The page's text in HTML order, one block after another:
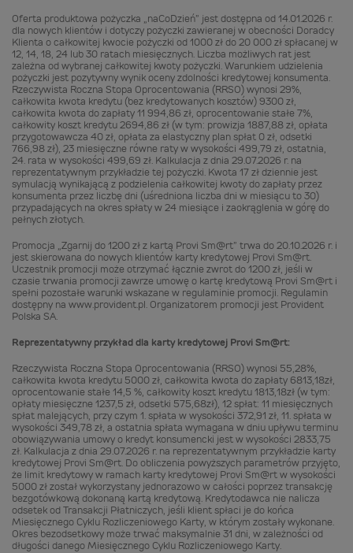
Oferta produktowa pożyczka „naCoDzień” jest dostępna od 14.01.2026 r.
dla nowych klientów i dotyczy pożyczki zawieranej w obecności Doradcy
Klienta o całkowitej kwocie pożyczki od 1000 zł do 20 000 zł spłacanej w
12, 14, 18, 24 lub 30 ratach miesięcznych. Liczba możliwych rat jest
zależna od wybranej całkowitej kwoty pożyczki. Warunkiem udzielenia
pożyczki jest pozytywny wynik oceny zdolności kredytowej konsumenta.
Rzeczywista Roczna Stopa Oprocentowania (RRSO) wynosi 29%,
całkowita kwota kredytu (bez kredytowanych kosztów) 9300 zł,
całkowita kwota do zapłaty 11 994,86 zł, oprocentowanie stałe 7%,
całkowity koszt kredytu 2694,86 zł (w tym: prowizja 1887,88 zł, opłata
przygotowawcza 40 zł, opłata za elastyczny plan spłat 0 zł, odsetki
766,98 zł), 23 miesięczne równe raty w wysokości 499,79 zł, ostatnia,
24. rata w wysokości 499,69 zł. Kalkulacja z dnia 29.07.2026 r. na
reprezentatywnym przykładzie tej pożyczki. Kwota 17 zł dziennie jest
symulacją wynikającą z podzielenia całkowitej kwoty do zapłaty przez
konsumenta przez liczbę dni (uśredniona liczba dni w miesiącu to 30)
przypadających na okres spłaty w 24 miesiące i zaokrąglenia w górę do
pełnych złotych.
Promocja „Zgarnij do 1200 zł z kartą Provi Sm@rt” trwa do 20.10.2026 r. i
jest skierowana do nowych klientów karty kredytowej Provi Sm@rt.
Uczestnik promocji może otrzymać łącznie zwrot do 1200 zł, jeśli w
czasie trwania promocji zawrze umowę o kartę kredytową Provi Sm@rt i
spełni pozostałe warunki wskazane w regulaminie promocji. Regulamin
dostępny na www.provident.pl. Organizatorem promocji jest Provident
Polska SA.
Reprezentatywny przykład dla karty kredytowej Provi Sm@rt:
Rzeczywista Roczna Stopa Oprocentowania (RRSO) wynosi 55,28%,
całkowita kwota kredytu 5000 zł, całkowita kwota do zapłaty 6813,18zł,
oprocentowanie stałe 14,5 %, całkowity koszt kredytu 1813,18zł (w tym:
opłaty miesięczne 1237,5 zł, odsetki 575,68zł), 12 spłat: 11 miesięcznych
spłat malejących, przy czym 1. spłata w wysokości 372,91 zł, 11. spłata w
wysokości 349,78 zł, a ostatnia spłata wymagana w dniu upływu terminu
obowiązywania umowy o kredyt konsumencki jest w wysokości 2833,75
zł. Kalkulacja z dnia 29.07.2026 r. na reprezentatywnym przykładzie karty
kredytowej Provi Sm@rt. Do obliczenia powyższych parametrów przyjęto,
że limit kredytowy w ramach karty kredytowej Provi Sm@rt w wysokości
5000 zł został wykorzystany jednorazowo w całości poprzez transakcję
bezgotówkową dokonaną kartą kredytową. Kredytodawca nie nalicza
odsetek od Transakcji Płatniczych, jeśli klient spłaci je do końca
Miesięcznego Cyklu Rozliczeniowego Karty, w którym zostały wykonane.
Okres bezodsetkowy może trwać maksymalnie 31 dni, w zależności od
długości danego Miesięcznego Cyklu Rozliczeniowego Karty.